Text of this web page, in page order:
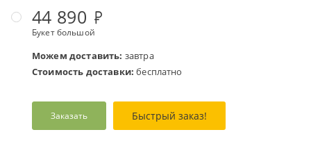
language
to
English
44 890
Букет большой
Можем доставить: завтра
Стоимость доставки: бесплатно
Заказать Быстрый заказ!